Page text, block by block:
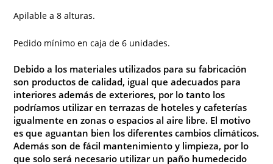
Apilable a 8 alturas.
Pedido mínimo en caja de 6 unidades.
Debido a los materiales utilizados para su fabricación
son productos de calidad, igual que adecuados para
interiores además de exteriores, por lo tanto los
podríamos utilizar en terrazas de hoteles y cafeterías
igualmente en zonas o espacios al aire libre. El motivo
es que aguantan bien los diferentes cambios climáticos.
Además son de fácil mantenimiento y limpieza, por lo
que solo será necesario utilizar un paño humedecido